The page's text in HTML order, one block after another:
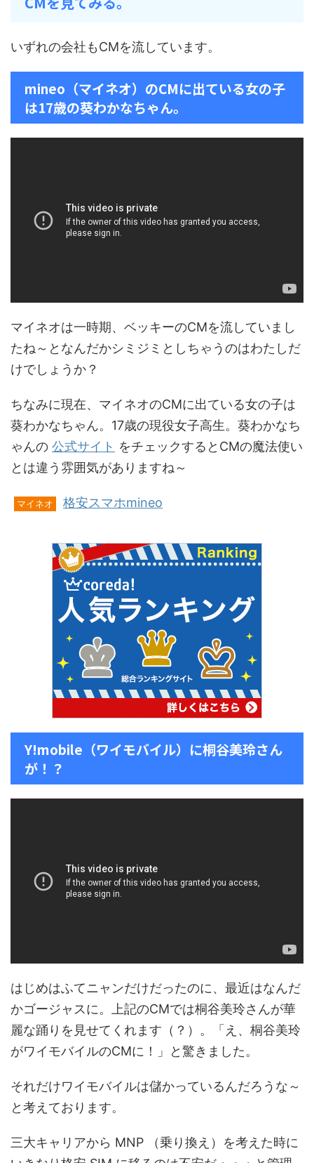
いずれの会社もCMを流しています。
mineo（マイネオ）のCMに出ている女の子
は17歳の葵わかなちゃん。
マイネオは一時期、ベッキーのCMを流していまし
たね～となんだかシミジミとしちゃうのはわたしだ
けでしょうか？
ちなみに現在、マイネオのCMに出ている女の子は
葵わかなちゃん。17歳の現役女子高生。葵わかなち
ゃんの 公式サイト をチェックするとCMの魔法使い
とは違う雰囲気がありますね～
マイネオ 格安スマホmineo
Y!mobile（ワイモバイル）に桐谷美玲さん
が！？
はじめはふてニャンだけだったのに、最近はなんだ
かゴージャスに。上記のCMでは桐谷美玲さんが華
麗な踊りを見せてくれます（？）。「え、桐谷美玲
がワイモバイルのCMに！」と驚きました。
それだけワイモバイルは儲かっているんだろうな～
と考えております。
三大キャリアから MNP （乗り換え）を考えた時に